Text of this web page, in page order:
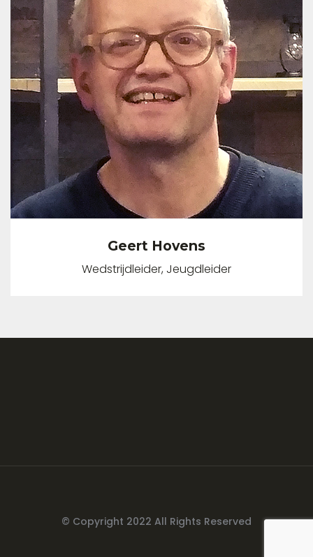
Geert Hovens
Wedstrijdleider, Jeugdleider
© Copyright 2022 All Rights Reserved